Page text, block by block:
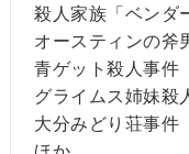
殺人家族「ベンダ
オースティンの斧
青ゲット殺人事件
グライムス姉妹殺
大分みどり荘事件